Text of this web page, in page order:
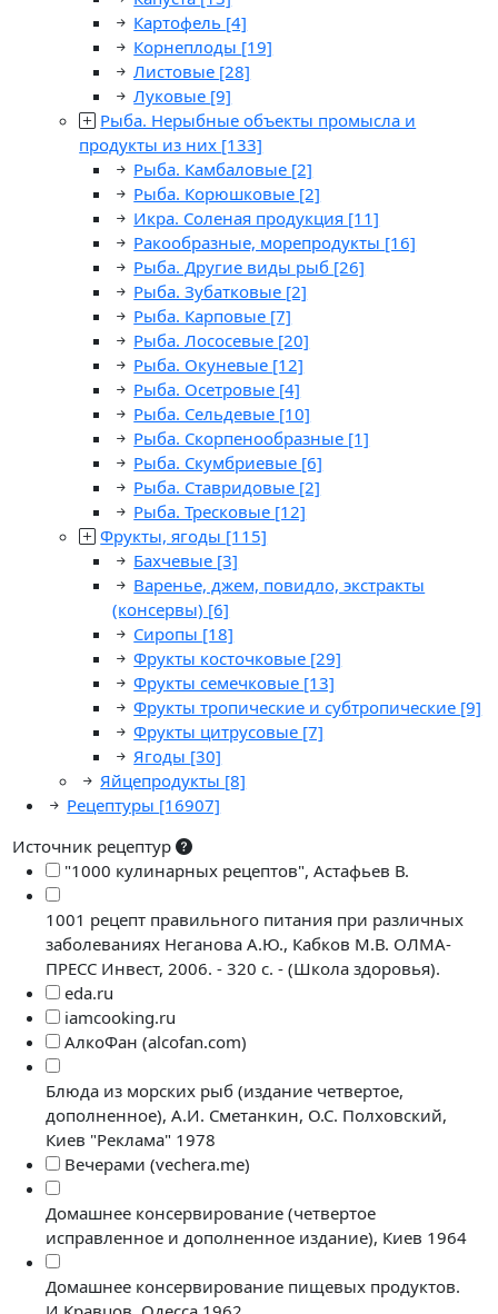
Картофель [4]
Корнеплоды [19]
Листовые [28]
Луковые [9]
Рыба. Нерыбные объекты промысла и
продукты из них [133]
Рыба. Камбаловые [2]
Рыба. Корюшковые [2]
Икра. Соленая продукция [11]
Ракообразные, морепродукты [16]
Рыба. Другие виды рыб [26]
Рыба. Зубатковые [2]
Рыба. Карповые [7]
Рыба. Лососевые [20]
Рыба. Окуневые [12]
Рыба. Осетровые [4]
Рыба. Сельдевые [10]
Рыба. Скорпенообразные [1]
Рыба. Скумбриевые [6]
Рыба. Ставридовые [2]
Рыба. Тресковые [12]
Фрукты, ягоды [115]
Бахчевые [3]
Варенье, джем, повидло, экстракты
(консервы) [6]
Сиропы [18]
Фрукты косточковые [29]
Фрукты семечковые [13]
Фрукты тропические и субтропические [9]
Фрукты цитрусовые [7]
Ягоды [30]
Яйцепродукты [8]
Рецептуры [16907]
Источник рецептур
"1000 кулинарных рецептов", Астафьев В.
1001 рецепт правильного питания при различных
заболеваниях Неганова А.Ю., Кабков М.В. ОЛМА-
ПРЕСС Инвест, 2006. - 320 с. - (Школа здоровья).
eda.ru
iamcooking.ru
АлкоФан (alcofan.com)
Блюда из морских рыб (издание четвертое,
дополненное), А.И. Сметанкин, О.С. Полховский,
Киев "Реклама" 1978
Вечерами (vechera.me)
Домашнее консервирование (четвертое
исправленное и дополненное издание), Киев 1964
Домашнее консервирование пищевых продуктов.